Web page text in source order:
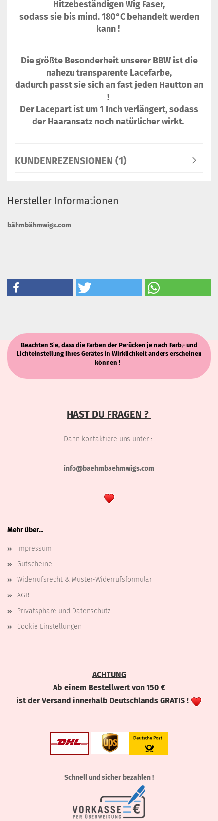
Hitzebeständigen Wig Faser,
sodass sie bis mind. 180°C behandelt werden
kann !
Die größte Besonderheit unserer BBW ist die
nahezu transparente Lacefarbe,
dadurch passt sie sich an fast jeden Hautton an
!
Der Lacepart ist um 1 Inch verlängert, sodass
der Haaransatz noch natürlicher wirkt.
KUNDENREZENSIONEN (1)
Hersteller Informationen
bähmbähmwigs.com
Beachten Sie, dass die Farben der Perücken je nach Farb,- und
Lichteinstellung Ihres Gerätes in Wirklichkeit anders erscheinen
können !
HAST DU FRAGEN ?
Dann kontaktiere uns unter :
info@baehmbaehmwigs.com
Mehr über...
Impressum
Gutscheine
Widerrufsrecht & Muster-Widerrufsformular
AGB
Privatsphäre und Datenschutz
Cookie Einstellungen
ACHTUNG
Ab einem Bestellwert von 150 €
ist der Versand innerhalb Deutschlands GRATIS !
Schnell und sicher bezahlen !